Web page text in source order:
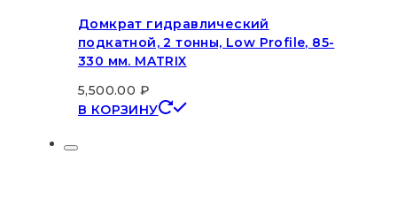
Домкрат гидравлический
подкатной, 2 тонны, Low Profile, 85-
330 мм. MATRIX
5,500.00 ₽
В КОРЗИНУ